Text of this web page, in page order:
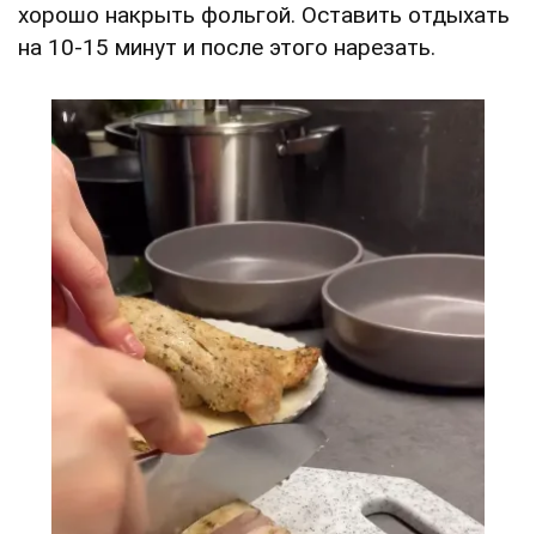
хорошо накрыть фольгой. Оставить отдыхать
на 10-15 минут и после этого нарезать.